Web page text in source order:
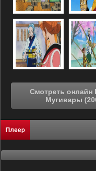
Смотреть онлайн Ван-Пис: История детектива
Плеер